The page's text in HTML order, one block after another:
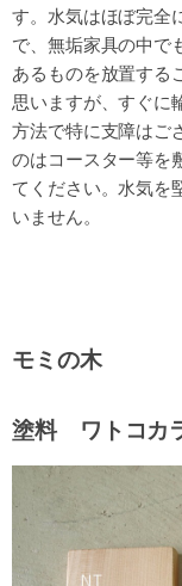
す。水気はほぼ完全
で、無垢家具の中で
あるものを放置する
思いますが、すぐに
方法で特に支障はご
のはコースター等を
てください。水気を
いません。
モミの木
塗料 ワトコカ